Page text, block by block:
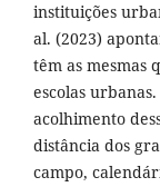
instituições
al. (2023)
têm as mesmas
escolas
acolhimento
distância dos
campo,